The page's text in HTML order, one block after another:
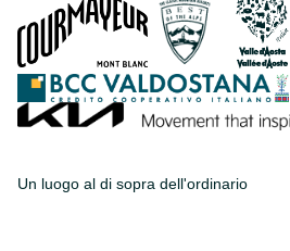
Un luogo al di sopra dell'ordinario